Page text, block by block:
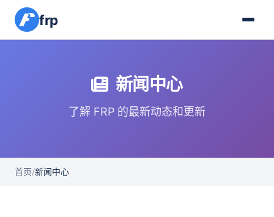
frp
新闻中心
了解 FRP 的最新动态和更新
首页/新闻中心